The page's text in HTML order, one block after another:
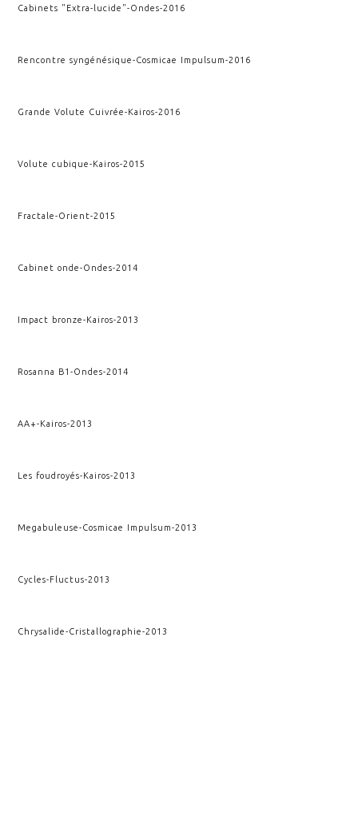
Cabinets "Extra-lucide"-Ondes-2016
Rencontre syngénésique-Cosmicae Impulsum-2016
Grande Volute Cuivrée- Kairos-2016
Volute cubique- Kairos-2015
Fractale-Orient-2015
Cabinet onde-Ondes-2014
Impact bronze- Kairos-2013
Rosanna B1-Ondes-2014
AA+- Kairos-2013
Les foudroyés- Kairos-2013
Megabuleuse-Cosmicae Impulsum-2013
Cycles- Fluctus-2013
Chrysalide-Cristallographie-2013